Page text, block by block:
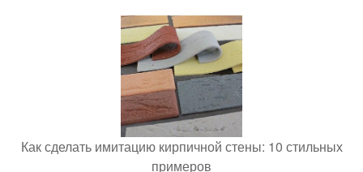
Как сделать имитацию кирпичной стены: 10 стильных
примеров